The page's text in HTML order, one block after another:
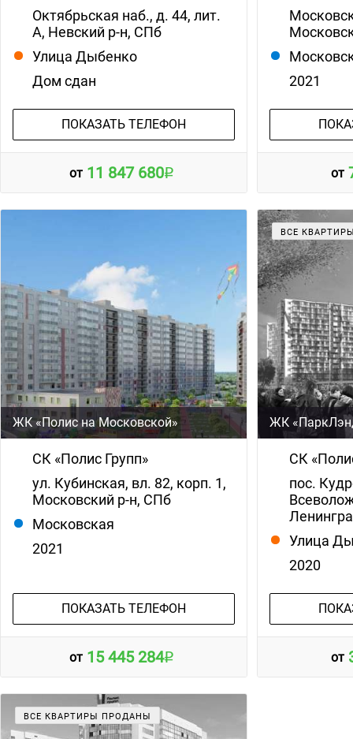
Октябрьская наб., д. 44, лит.
А, Невский р-н, СПб
Улица Дыбенко
Дом сдан
ПОКАЗАТЬ ТЕЛЕФОН
от 11 847 680
2021
от
ЖК «Полис на Московской»
СК «Полис Групп»
ул. Кубинская, вл. 82, корп. 1,
Московский р-н, СПб
Московская
2021
ПОКАЗАТЬ ТЕЛЕФОН
от 15 445 284
ВСЕ
ЖК
СК
пос.
Улица
2020
от
ВСЕ КВАРТИРЫ ПРОДАНЫ